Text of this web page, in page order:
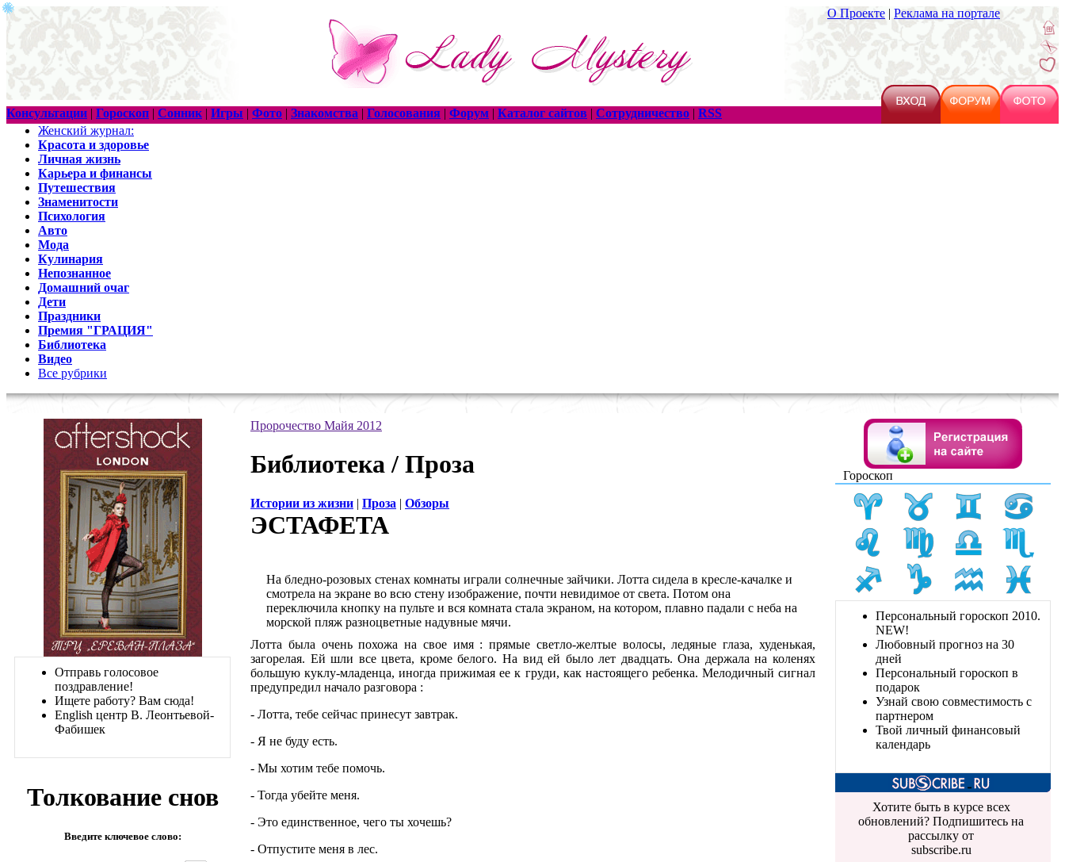
О Проекте | Реклама на портале
Консультации | Гороскоп | Сонник | Игры | Фото | Знакомства | Голосования | Форум | Каталог сайтов | Сотрудничество | RSS
Женский журнал:
Красота и здоровье
Личная жизнь
Карьера и финансы
Путешествия
Знаменитости
Психология
Авто
Мода
Кулинария
Непознанное
Домашний очаг
Дети
Праздники
Премия "ГРАЦИЯ"
Библиотека
Видео
Все рубрики
Отправь голосовое
поздравление!
Ищете работу? Вам сюда!
English центр В. Леонтьевой-
Фабишек
Толкование снов
Введите ключевое слово:
Пророчество Майя 2012
Библиотека / Проза
Истории из жизни | Проза | Обзоры
ЭСТАФЕТА
На бледно-розовых стенах комнаты играли солнечные зайчики. Лотта сидела в кресле-качалке и
смотрела на экране во всю стену изображение, почти невидимое от света. Потом она
переключила кнопку на пульте и вся комната стала экраном, на котором, плавно падали с неба на
морской пляж разноцветные надувные мячи.
Лотта была очень похожа на свое имя : прямые светло-желтые волосы, ледяные глаза, худенькая,
загорелая. Ей шли все цвета, кроме белого. На вид ей было лет двадцать. Она держала на коленях
большую куклу-младенца, иногда прижимая ее к груди, как настоящего ребенка. Мелодичный сигнал
предупредил начало разговора :
- Лотта, тебе сейчас принесут завтрак.
- Я не буду есть.
- Мы хотим тебе помочь.
- Тогда убейте меня.
- Это единственное, чего ты хочешь?
- Отпустите меня в лес.
Гороскоп
Персональный гороскоп 2010.
NEW!
Любовный прогноз на 30
дней
Персональный гороскоп в
подарок
Узнай свою совместимость с
партнером
Твой личный финансовый
календарь
Хотите быть в курсе всех
обновлений? Подпишитесь на
рассылку от
subscribe.ru